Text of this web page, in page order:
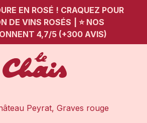
EN ROSÉ ! CRAQUEZ POUR
DE VINS ROSÉS
⭐ NOS
4,7/5 (+300 AVIS)
Peyrat, Graves rouge